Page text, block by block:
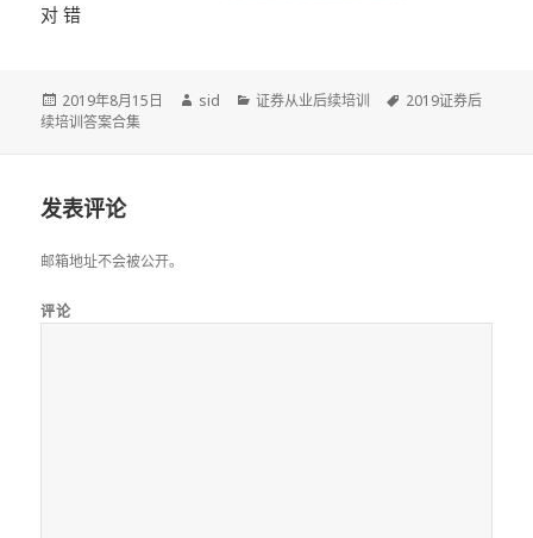
对 错
发
布
2019年8月15日
作
sid
分
证券从业后续培训
标
2019证券后
续培训答案合集
发表评论
邮箱地址不会被公开。
评论